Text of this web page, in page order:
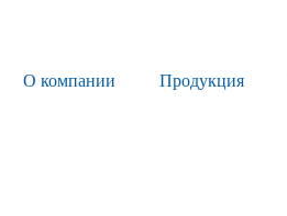
О компании Продукция